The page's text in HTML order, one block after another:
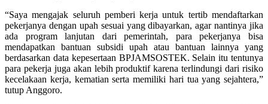
“Saya mengajak seluruh pemberi kerja untuk tertib mendaftarkan
pekerjanya dengan upah sesuai yang dibayarkan, agar nantinya jika
ada program lanjutan dari pemerintah, para pekerjanya bisa
mendapatkan bantuan subsidi upah atau bantuan lainnya yang
berdasarkan data kepesertaan BPJAMSOSTEK. Selain itu tentunya
para pekerja juga akan lebih produktif karena terlindungi dari risiko
kecelakaan kerja, kematian serta memiliki hari tua yang sejahtera,”
tutup Anggoro.